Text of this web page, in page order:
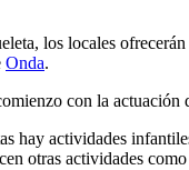
los locales
Onda.
con la
hay actividades
otras actividades